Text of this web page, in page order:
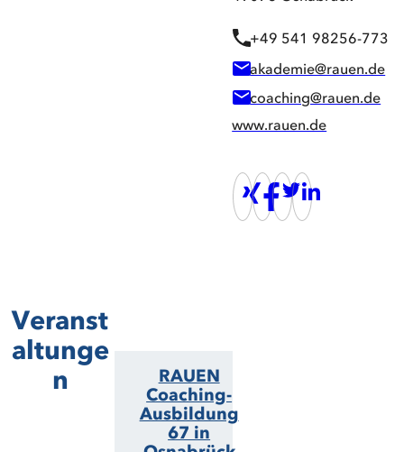
+49 541 98256-773
akademie@rauen.de
coaching@rauen.de
www.rauen.de
Veranst
altunge
n
RAUEN
Coaching-
Ausbildung
67 in